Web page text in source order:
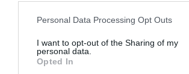
Personal Data Processing Opt Outs
I want to opt-out of the Sharing of my
personal data.
Opted In